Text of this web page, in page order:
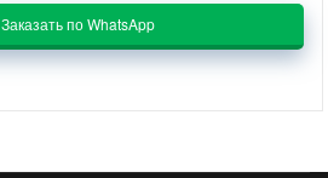
Заказать по WhatsApp